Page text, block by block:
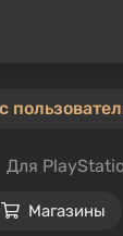
Для
Магазины